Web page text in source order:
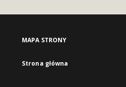
MAPA STRONY
Strona główna